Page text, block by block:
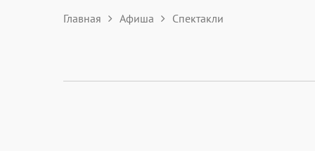
Главная Афиша Спектакли